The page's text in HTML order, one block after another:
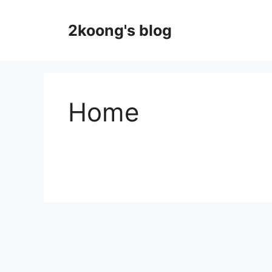
2koong's blog
Home